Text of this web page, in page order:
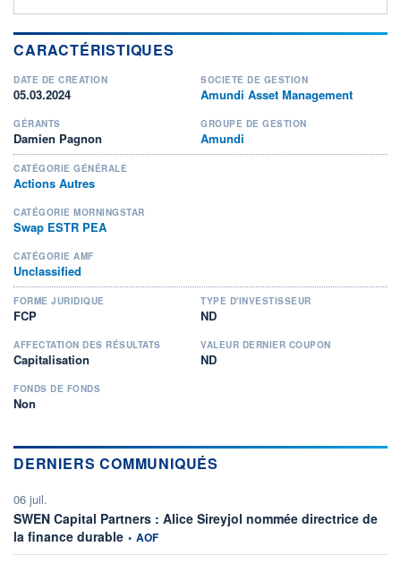
CARACTÉRISTIQUES
DATE DE CRÉATION
05.03.2024
SOCIÉTÉ DE GESTION
Amundi Asset Management
GÉRANTS
Damien Pagnon
GROUPE DE GESTION
Amundi
CATÉGORIE GÉNÉRALE
Actions Autres
CATÉGORIE MORNINGSTAR
Swap ESTR PEA
CATÉGORIE AMF
Unclassified
FORME JURIDIQUE
FCP
TYPE D'INVESTISSEUR
ND
AFFECTATION DES RÉSULTATS
Capitalisation
VALEUR DERNIER COUPON
ND
FONDS DE FONDS
Non
DERNIERS COMMUNIQUÉS
06 juil.
SWEN Capital Partners : Alice Sireyjol nommée directrice de
la finance durable information fournie par
• AOF